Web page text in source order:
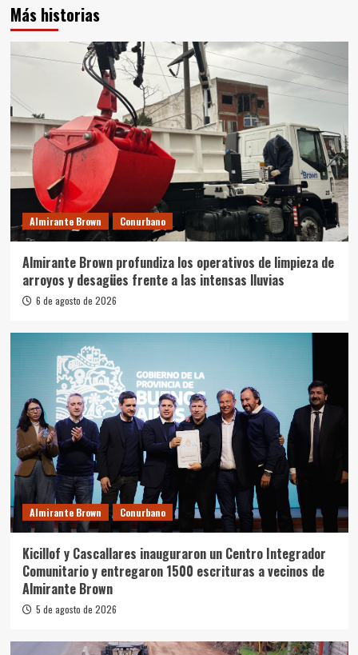
Más historias
Almirante Brown Conurbano
Almirante Brown profundiza los operativos de limpieza de
arroyos y desagües frente a las intensas lluvias
6 de agosto de 2026
Almirante Brown Conurbano
Kicillof y Cascallares inauguraron un Centro Integrador
Comunitario y entregaron 1500 escrituras a vecinos de
Almirante Brown
5 de agosto de 2026